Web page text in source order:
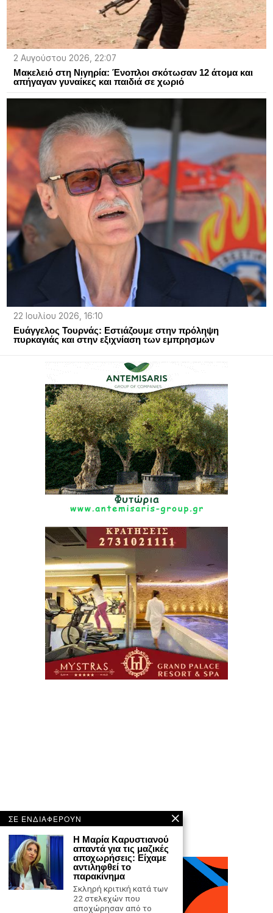
2 Αυγούστου 2026, 22:07
Μακελειό στη Νιγηρία: Ένοπλοι σκότωσαν 12 άτομα και
απήγαγαν γυναίκες και παιδιά σε χωριό
22 Ιουλίου 2026, 16:10
Ευάγγελος Τουρνάς: Εστιάζουμε στην πρόληψη
πυρκαγιάς και στην εξιχνίαση των εμπρησμών
ΣΕ ΕΝΔΙΑΦΕΡΟΥΝ
Η Μαρία Καρυστιανού
απαντά για τις μαζικές
αποχωρήσεις: Είχαμε
αντιληφθεί το
παρακίνημα
Σκληρή κριτική κατά των
22 στελεχών που
αποχώρησαν από το